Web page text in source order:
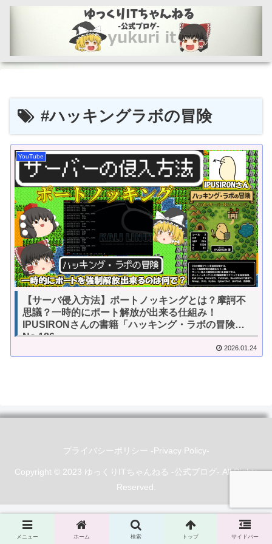
#ハッキングラボの冒険
YouTube
【サーバ侵入方法】ポートノッキングとは？摩訶不
思議？一時的にポート解放が出来る仕組み！
IPUSIRONさんの書籍「ハッキング・ラボの冒険」
No.186
2026.01.24
プライバシーポリシー -Privacy Policy-
Copyright © 2023 ゆっくりITちゃんねる -公式ブログ- All Rights
Reserved.
メニュー ホーム 検索 トップ サイドバー